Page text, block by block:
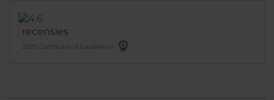
recensies
2025 Certificate of Excellence